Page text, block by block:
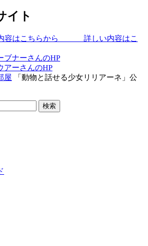
イト
詳しい内容はこ
ブナーさんのHP
アーさんのHP
屋 「動物と話せる少女リリアーネ」公